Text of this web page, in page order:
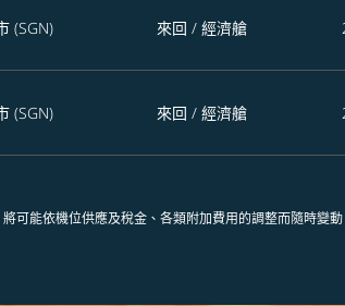
(SGN) 來回 / 經濟艙
(SGN) 來回 / 經濟艙
可能依機位供應及稅金、各類附加費用的調整而隨時變動